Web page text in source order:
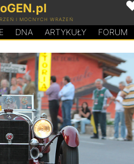
I MOCNYCH WRAŻEŃ
DNA ARTYKUŁY FORUM